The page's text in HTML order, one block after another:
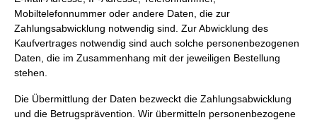
Mobiltelefonnummer oder andere Daten, die zur
Zahlungsabwicklung notwendig sind. Zur Abwicklung des
Kaufvertrages notwendig sind auch solche personenbezogenen
Daten, die im Zusammenhang mit der jeweiligen Bestellung
stehen.
Die Übermittlung der Daten bezweckt die Zahlungsabwicklung
und die Betrugsprävention. Wir übermitteln personenbezogene